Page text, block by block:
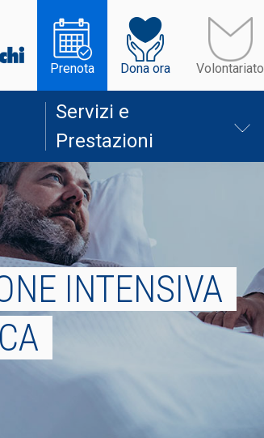
Prenota Dona ora Volontariato
Servizi e
Prestazioni
INTENSIVA